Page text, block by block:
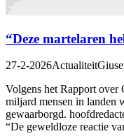
“Deze martelaren
27-2-2026Actualiteit
Volgens het Rapport over
miljard mensen in landen
gewaarborgd.
“De geweldloze reactie